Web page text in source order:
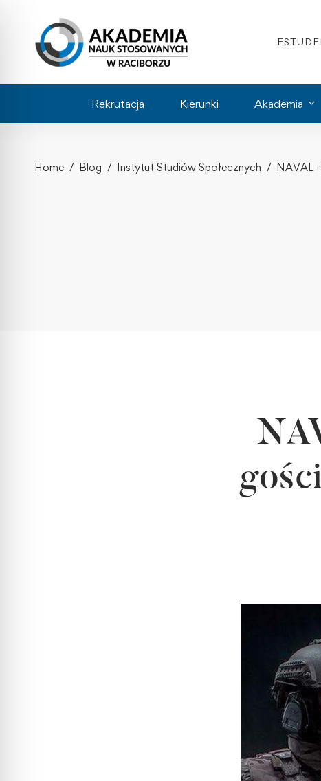
Rekrutacja Kierunki Akademia
Home Blog Instytut Studiów Społecznych NAVAL